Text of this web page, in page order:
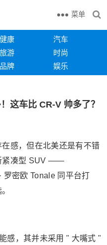
菜单
健康
汽车
旅游
时尚
品牌 娱乐
这车比 CR-V 帅多了？
感，但在北美还是有不错
紧凑型 SUV ——
罗密欧 Tonale 同平台打
感，其并未采用 " 大嘴式 "